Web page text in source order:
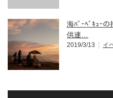
海ﾊﾞｰﾍﾞｷｭｰ
供連…
2019/3/13 イ